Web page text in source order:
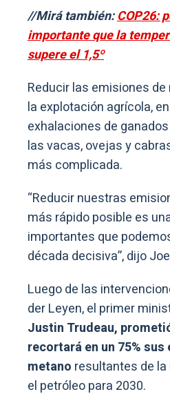
//Mirá también:COP26:
importante que la
supere el 1,5º
Reducir las emisiones
la explotación agrícola,
exhalaciones de
las vacas, ovejas y
más complicada.
“Reducir nuestras
más rápido posible es
importantes que
década decisiva”, dijo
Luego de las
der Leyen, el primer
Justin Trudeau,
recortará en un 75%
metano resultantes de
el petróleo para 2030.